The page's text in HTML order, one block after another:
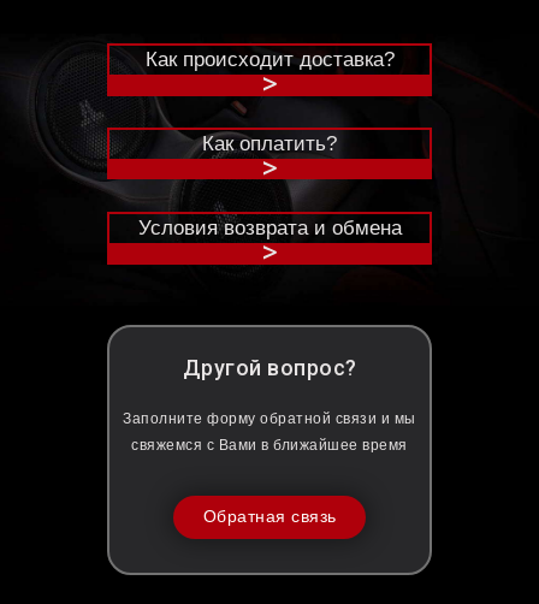
Как происходит доставка?
>
Как оплатить?
>
Условия возврата и обмена
>
Другой вопрос?
Заполните форму обратной связи и мы
свяжемся с Вами в ближайшее время
Обратная связь